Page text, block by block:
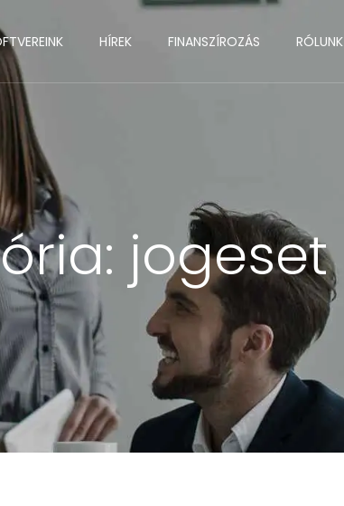
HÍREK FINANSZÍROZÁS RÓLUNK
jogeset